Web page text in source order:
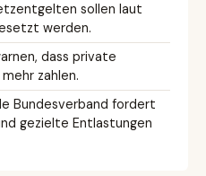
sollen laut
werden.
dass private
zahlen.
Bundesverband fordert
gezielte Entlastungen